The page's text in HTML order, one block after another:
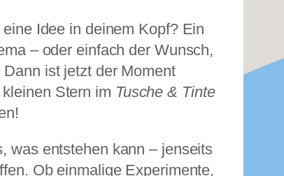
Idee in deinem Kopf? Ein
– oder einfach der Wunsch,
ist jetzt der Moment
Stern im Tusche & Tinte
was entstehen kann – jenseits
Ob einmalige Experimente,